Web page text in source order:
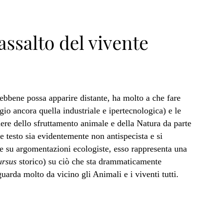
del vivente
possa apparire distante, ha molto a che fare
ancora quella industriale e ipertecnologica) e le
dello sfruttamento animale e della Natura da parte
sia evidentemente non antispecista e si
argomentazioni ecologiste, esso rappresenta una
storico) su ciò che sta drammaticamente
molto da vicino gli Animali e i viventi tutti.